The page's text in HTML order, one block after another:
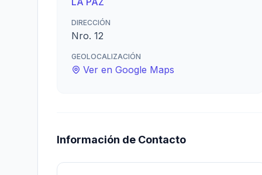
DIRECCIÓN
Nro. 12
GEOLOCALIZACIÓN
Ver en Google Maps
Información de Contacto